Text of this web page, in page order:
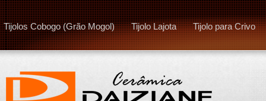
Tijolos Cobogo (Grão Mogol) Tijolo Lajota Tijolo para Crivo